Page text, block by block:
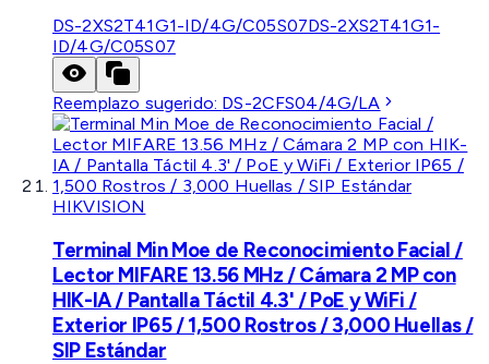
DS-2XS2T41G1-ID/4G/C05S07DS-2XS2T41G1-
ID/4G/C05S07
Reemplazo sugerido: DS-2CFS04/4G/LA
HIKVISION
Terminal Min Moe de Reconocimiento Facial /
Lector MIFARE 13.56 MHz / Cámara 2 MP con
HIK-IA / Pantalla Táctil 4.3' / PoE y WiFi /
Exterior IP65 / 1,500 Rostros / 3,000 Huellas /
SIP Estándar